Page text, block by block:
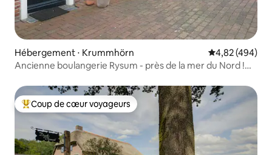
Hébergement ⋅ Krummhörn Évaluation
4,82 (494)
Ancienne boulangerie Rysum - près de la mer du Nord !
Coups de cœur voyageurs les plus appréciés
Coup de cœur voyageurs